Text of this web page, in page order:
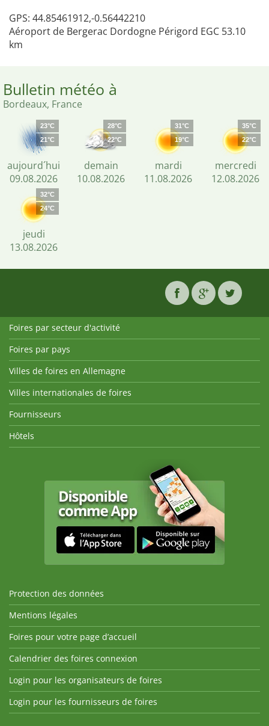
GPS: 44.85461912,-0.56442210
Aéroport de Bergerac Dordogne Périgord EGC 53.10
km
Bulletin météo à
Bordeaux, France
23°C
21°C
aujourd´hui
09.08.2026
28°C
22°C
demain
10.08.2026
31°C
19°C
mardi
11.08.2026
35°C
22°C
mercredi
12.08.2026
32°C
24°C
jeudi
13.08.2026
Foires par secteur d'activité
Foires par pays
Villes de foires en Allemagne
Villes internationales de foires
Fournisseurs
Hôtels
Protection des données
Mentions légales
Foires pour votre page d’accueil
Calendrier des foires connexion
Login pour les organisateurs de foires
Login pour les fournisseurs de foires